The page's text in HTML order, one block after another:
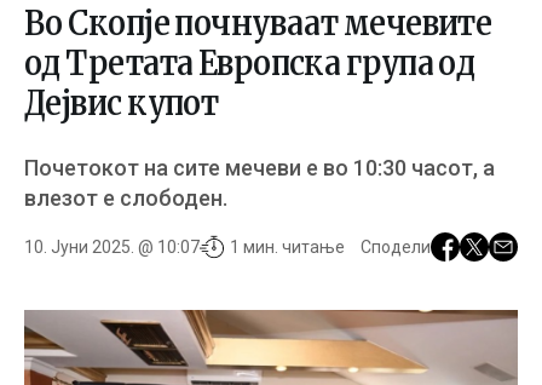
Во Скопје почнуваат мечевите
од Третата Европска група од
Дејвис купот
Почетокот на сите мечеви е во 10:30 часот, а
влезот е слободен.
10. Јуни 2025. @ 10:07 1 мин. читање Сподели